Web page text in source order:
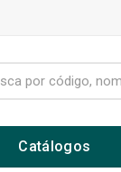
Catálogos